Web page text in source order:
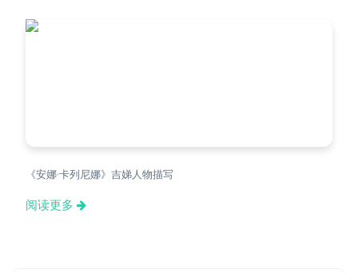
《安娜·卡列尼娜》吉娣人物描写
阅读更多